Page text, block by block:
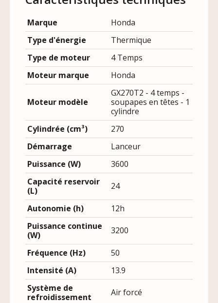
Marque
Honda
Type d'énergie
Thermique
Type de moteur
4 Temps
Moteur marque
Honda
Moteur modèle
GX270T2 - 4 temps -
soupapes en têtes - 1
cylindre
Cylindrée (cm³)
270
Démarrage
Lanceur
Puissance (W)
3600
Capacité reservoir
(L)
24
Autonomie (h)
12h
Puissance continue
(W)
3200
Fréquence (Hz)
50
Intensité (A)
13.9
Système de
refroidissement
Air forcé